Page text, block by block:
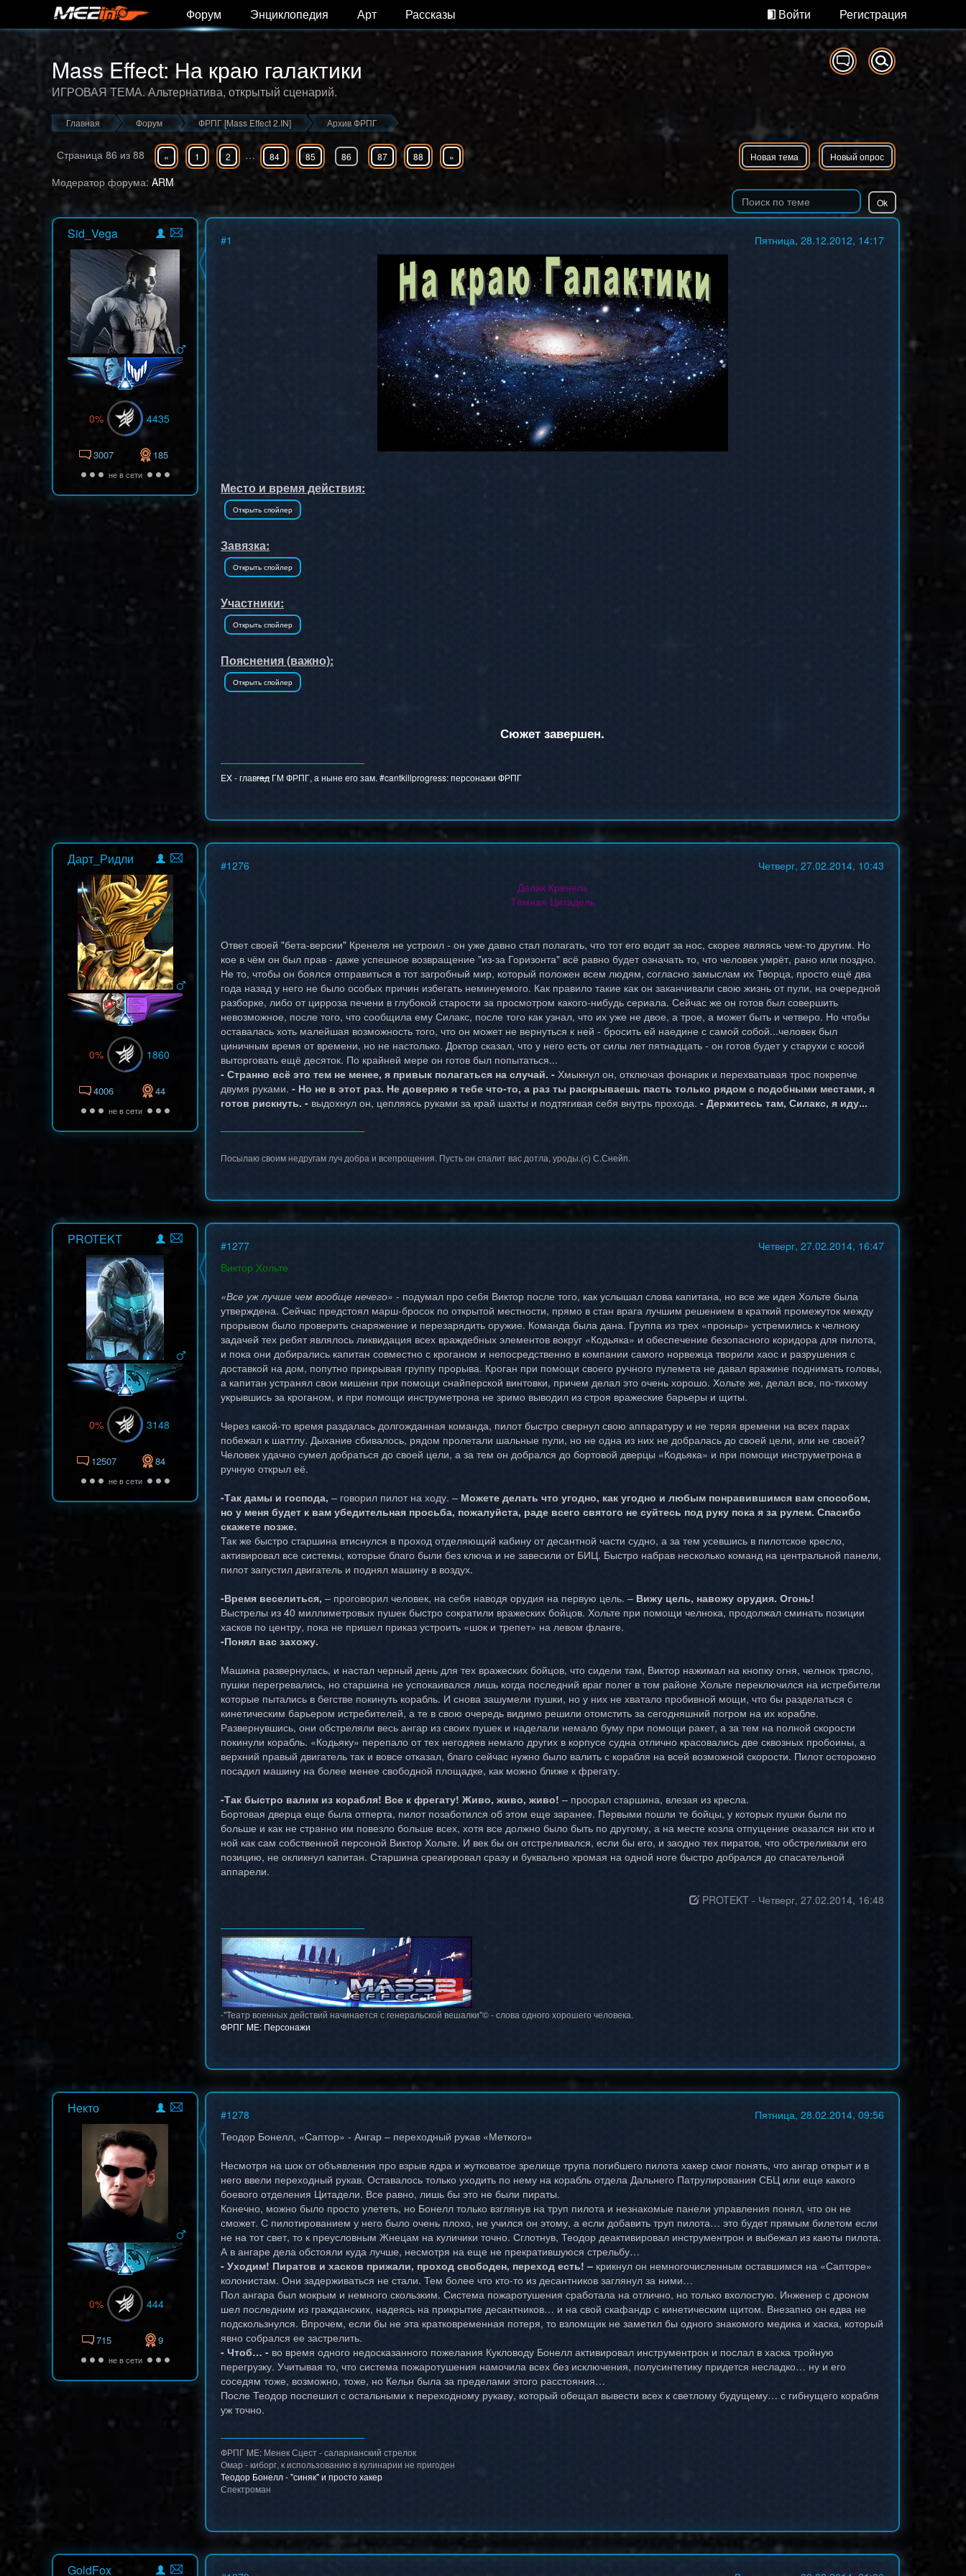
Форум Энциклопедия Арт Рассказы Войти Регистрация
Mass Effect: На краю галактики
ИГРОВАЯ ТЕМА. Альтернатива, открытый сценарий.
Главная Форум ФРПГ [Mass Effect 2.IN] Архив ФРПГ
Страница 86 из 88 « 1 2 … 84 85 86 87 88 » Новая тема Новый опрос
Модератор форума: ARM
Sid_Vega
0% 4435
3007 185
не в сети
#1 Пятница, 28.12.2012, 14:17
Место и время действия:
Завязка:
Участники:
Пояснения (важно):
Сюжет завершен.
EX - главгад ГМ ФРПГ, а ныне его зам. #cantkillprogress:персонажи ФРПГ
Дарт_Ридли
0% 1860
4006 44
не в сети
#1276
Четверг, 27.02.2014, 10:43
Делак Кренель
Тёмная Цитадель
Ответ своей "бета-версии" Кренеля не устроил - он уже давно стал полагать, что тот его водит за нос, скорее являясь чем-то другим. Но
кое в чём он был прав - даже успешное возвращение "из-за Горизонта" всё равно будет означать то, что человек умрёт, рано или поздно.
Не то, чтобы он боялся отправиться в тот загробный мир, который положен всем людям, согласно замыслам их Творца, просто ещё два
года назад у него не было особых причин избегать неминуемого. Как правило такие как он заканчивали свою жизнь от пули, на очередной
разборке, либо от цирроза печени в глубокой старости за просмотром какого-нибудь сериала. Сейчас же он готов был совершить
невозможное, после того, что сообщила ему Силакс, после того как узнал, что их уже не двое, а трое, а может быть и четверо. Но чтобы
оставалась хоть малейшая возможность того, что он может не вернуться к ней - бросить ей наедине с самой собой...человек был
циничным время от времени, но не настолько. Доктор сказал, что у него есть от силы лет пятнадцать - он готов будет у старухи с косой
выторговать ещё десяток. По крайней мере он готов был попытаться...
- Странно всё это тем не менее, я привык полагаться на случай. - Хмыкнул он, отключая фонарик и перехватывая трос покрепче
двумя руками. - Но не в этот раз. Не доверяю я тебе что-то, а раз ты раскрываешь пасть только рядом с подобными местами, я
готов рискнуть. - выдохнул он, цепляясь руками за край шахты и подтягивая себя внутрь прохода. - Держитесь там, Силакс, я иду...
Посылаю своим недругам луч добра и всепрощения. Пусть он спалит вас дотла, уроды.(с) С.Снейп.
PROTEKT
0% 3148
12507 84
не в сети
#1277
Четверг, 27.02.2014, 16:47
Виктор Хольте
«Все уж лучше чем вообще нечего» - подумал про себя Виктор после того, как услышал слова капитана, но все же идея Хольте была
утверждена. Сейчас предстоял марш-бросок по открытой местности, прямо в стан врага лучшим решением в краткий промежуток между
прорывом было проверить снаряжение и перезарядить оружие. Команда была дана. Группа из трех «проныр» устремились к челноку
задачей тех ребят являлось ликвидация всех враждебных элементов вокруг «Кодьяка» и обеспечение безопасного коридора для пилота,
и пока они добирались капитан совместно с кроганом и непосредственно в компании самого норвежца творили хаос и разрушения с
доставкой на дом, попутно прикрывая группу прорыва. Кроган при помощи своего ручного пулемета не давал вражине поднимать головы,
а капитан устранял свои мишени при помощи снайперской винтовки, причем делал это очень хорошо. Хольте же, делал все, по-тихому
укрывшись за кроганом, и при помощи инструметрона не зримо выводил из строя вражеские барьеры и щиты.
Через какой-то время раздалась долгожданная команда, пилот быстро свернул свою аппаратуру и не теряя времени на всех парах
побежал к шаттлу. Дыхание сбивалось, рядом пролетали шальные пули, но не одна из них не добралась до своей цели, или не своей?
Человек удачно сумел добраться до своей цели, а за тем он добрался до бортовой дверцы «Кодьяка» и при помощи инструметрона в
ручную открыл её.
-Так дамы и господа, – говорил пилот на ходу. – Можете делать что угодно, как угодно и любым понравившимся вам способом,
но у меня будет к вам убедительная просьба, пожалуйста, раде всего святого не суйтесь под руку пока я за рулем. Спасибо
скажете позже.
Так же быстро старшина втиснулся в проход отделяющий кабину от десантной части судно, а за тем усевшись в пилотское кресло,
активировал все системы, которые благо были без ключа и не завесили от БИЦ. Быстро набрав несколько команд на центральной панели,
пилот запустил двигатель и поднял машину в воздух.
-Время веселиться, – проговорил человек, на себя наводя орудия на первую цель. – Вижу цель, навожу орудия. Огонь!
Выстрелы из 40 миллиметровых пушек быстро сократили вражеских бойцов. Хольте при помощи челнока, продолжал сминать позиции
хасков по центру, пока не пришел приказ устроить «шок и трепет» на левом фланге.
-Понял вас захожу.
Машина развернулась, и настал черный день для тех вражеских бойцов, что сидели там, Виктор нажимал на кнопку огня, челнок трясло,
пушки перегревались, но старшина не успокаивался лишь когда последний враг полег в том районе Хольте переключился на истребители
которые пытались в бегстве покинуть корабль. И снова зашумели пушки, но у них не хватало пробивной мощи, что бы разделаться с
кинетическим барьером истребителей, а те в свою очередь видимо решили отомстить за сегодняшний погром на их корабле.
Развернувшись, они обстреляли весь ангар из своих пушек и наделали немало буму при помощи ракет, а за тем на полной скорости
покинули корабль. «Кодьяку» перепало от тех негодяев немало других в корпусе судна отлично красовались две сквозных пробоины, а
верхний правый двигатель так и вовсе отказал, благо сейчас нужно было валить с корабля на всей возможной скорости. Пилот осторожно
посадил машину на более менее свободной площадке, как можно ближе к фрегату.
-Так быстро валим из корабля! Все к фрегату! Живо, живо, живо! – проорал старшина, влезая из кресла.
Бортовая дверца еще была отперта, пилот позаботился об этом еще заранее. Первыми пошли те бойцы, у которых пушки были по
больше и как не странно им повезло больше всех, хотя все должно было быть по другому, а на месте козла отпущение оказался ни кто и
ной как сам собственной персоной Виктор Хольте. И век бы он отстреливался, если бы его, и заодно тех пиратов, что обстреливали его
позицию, не окликнул капитан. Старшина среагировал сразу и буквально хромая на одной ноге быстро добрался до спасательной
аппарели.
PROTEKT - Четверг, 27.02.2014, 16:48
-"Театр военных действий начинается с генеральской вешалки"© - слова одного хорошего человека.
ФРПГ ME: Персонажи
Некто
0% 444
715 9
не в сети
#1278
Пятница, 28.02.2014, 09:56
Теодор Бонелл, «Саптор» - Ангар – переходный рукав «Меткого»
Несмотря на шок от объявления про взрыв ядра и жутковатое зрелище трупа погибшего пилота хакер смог понять, что ангар открыт и в
него ввели переходный рукав. Оставалось только уходить по нему на корабль отдела Дальнего Патрулирования СБЦ или еще какого
боевого отделения Цитадели. Все равно, лишь бы это не были пираты.
Конечно, можно было просто улететь, но Бонелл только взглянув на труп пилота и незнакомые панели управления понял, что он не
сможет. С пилотированием у него было очень плохо, не учился он этому, а если добавить труп пилота… это будет прямым билетом если
не на тот свет, то к преусловным Жнецам на куличики точно. Сглотнув, Теодор деактивировал инструментрон и выбежал из каюты пилота.
А в ангаре дела обстояли куда лучше, несмотря на еще не прекратившуюся стрельбу…
- Уходим! Пиратов и хасков прижали, проход свободен, переход есть! – крикнул он немногочисленным оставшимся на «Сапторе»
колонистам. Они задерживаться не стали. Тем более что кто-то из десантников заглянул за ними…
Пол ангара был мокрым и немного скользким. Система пожаротушения сработала на отлично, но только вхолостую. Инженер с дроном
шел последним из гражданских, надеясь на прикрытие десантников… и на свой скафандр с кинетическим щитом. Внезапно он едва не
подскользнулся. Впрочем, если бы не эта кратковременная потеря, то взломщик не заметил бы одного знакомого медика и хаска, который
явно собрался ее застрелить.
- Чтоб… - во время одного недосказанного пожелания Кукловоду Бонелл активировал инструментрон и послал в хаска тройную
перегрузку. Учитывая то, что система пожаротушения намочила всех без исключения, полусинтетику придется несладко… ну и его
соседям тоже, возможно, тоже, но Кельн была за пределами этого расстояния…
После Теодор поспешил с остальными к переходному рукаву, который обещал вывести всех к светлому будущему… с гибнущего корабля
уж точно.
ФРПГ ME: Менек Сцест - саларианский стрелок
Омар - киборг, к использованию в кулинарии не пригоден
Теодор Бонелл - "синяк" и просто хакер
Спектроман
GoldFox